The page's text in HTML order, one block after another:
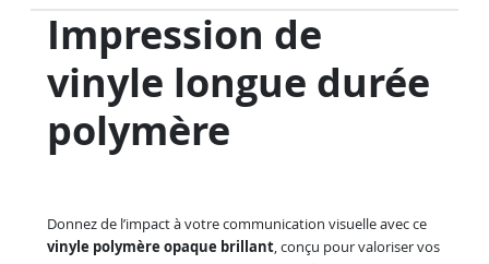
Impression de
vinyle longue durée
polymère
Donnez de l’impact à votre communication visuelle avec ce
vinyle polymère opaque brillant, conçu pour valoriser vos